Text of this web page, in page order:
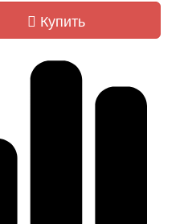
Купить